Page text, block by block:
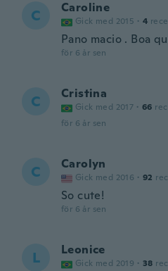
C Caroline
Gick med 2015 · 4
Pano macio . Boa
för 6 år sen
C Cristina
Gick med 2017 · 66
för 6 år sen
C Carolyn
Gick med 2016 · 92
So cute!
för 6 år sen
L Leonice
Gick med 2019 · 38